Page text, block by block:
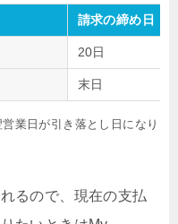
請求の締め日
20日
末日
業日が引き落とし日になり
るので、現在の支払